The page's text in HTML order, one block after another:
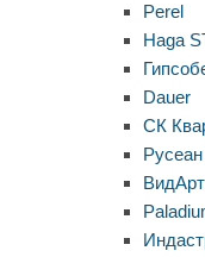
Perel
Haga
Dauer
СК
Русеан
ВидАрт